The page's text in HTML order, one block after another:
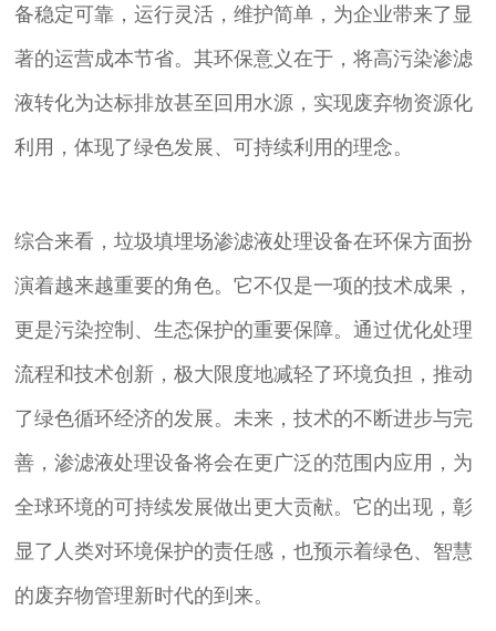
备稳定可靠，运行灵活，维护简单，为企业带来了显
著的运营成本节省。其环保意义在于，将高污染渗滤
液转化为达标排放甚至回用水源，实现废弃物资源化
利用，体现了绿色发展、可持续利用的理念。
综合来看，垃圾填埋场渗滤液处理设备在环保方面扮
演着越来越重要的角色。它不仅是一项的技术成果，
更是污染控制、生态保护的重要保障。通过优化处理
流程和技术创新，极大限度地减轻了环境负担，推动
了绿色循环经济的发展。未来，技术的不断进步与完
善，渗滤液处理设备将会在更广泛的范围内应用，为
全球环境的可持续发展做出更大贡献。它的出现，彰
显了人类对环境保护的责任感，也预示着绿色、智慧
的废弃物管理新时代的到来。